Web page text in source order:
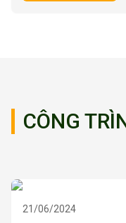
CÔNG
17/06/2024